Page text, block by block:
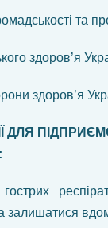
та
здоров’я
здоров’я
ДЛЯ
залишатися